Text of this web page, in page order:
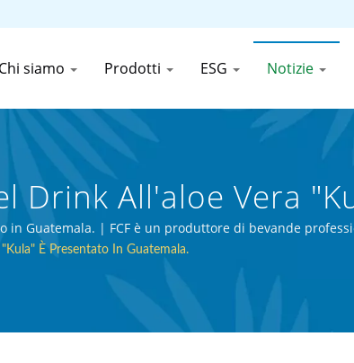
Chi siamo Prodotti ESG Notizie
Drink All'aloe Vera
Cibo In Scatola E
Food (Thai) Co., Ltd.
Guatemala. | FCF è un produttore di bevande
È Presentato In Guatemala.